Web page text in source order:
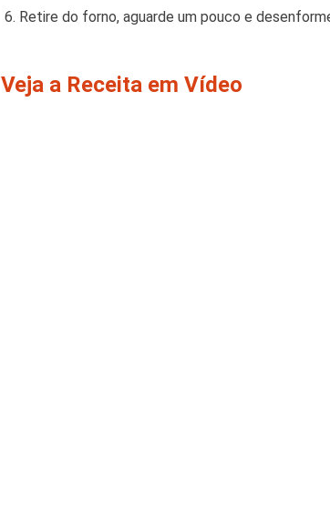
Retire do forno, aguarde um pouco e
Veja a Receita em Vídeo